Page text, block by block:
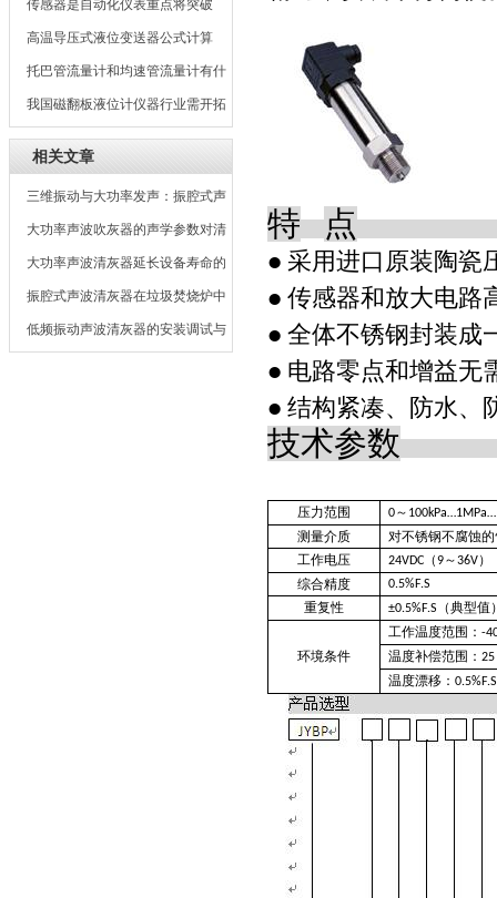
传感器是自动化仪表重点将突破
100万亿个
高温导压式液位变送器公式计算
托巴管流量计和均速管流量计有什
么区别
我国磁翻板液位计仪器行业需开拓
新的市场
相关文章
三维振动与大功率发声：振腔式声
波吹灰器的工作原理深度剖析
大功率声波吹灰器的声学参数对清
灰效果的影响
大功率声波清灰器延长设备寿命的
经济效益分析
振腔式声波清灰器在垃圾焚烧炉中
的应用
低频振动声波清灰器的安装调试与
特 点
● 采用进口原装陶瓷
● 传感器和放大电路
● 全体不锈钢封装成
● 电路零点和增益无
● 结构紧凑、防水、
技术参数
压力范围 0～
测量介质
对不锈钢不腐蚀
工作电压
24VDC （9～36V）
综合精度
0.5%F.S
重复性 ±0.5%F.S （典型值
环境条件
工作温度范围：-
温度补偿范围：25
温度漂移：